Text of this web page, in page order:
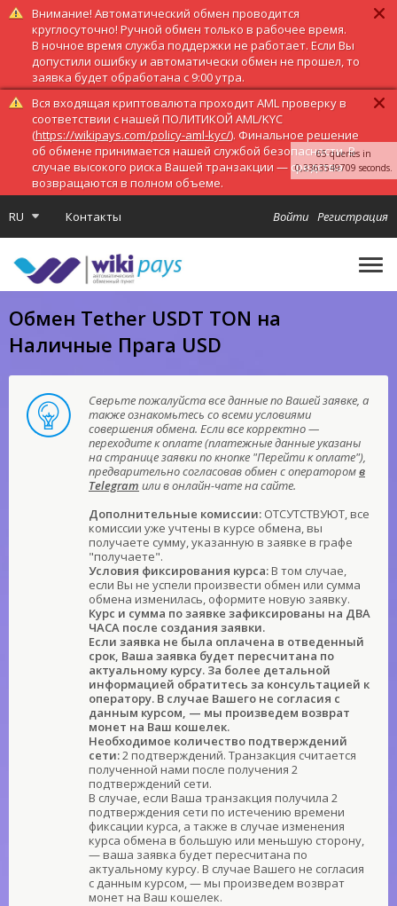
Внимание! Автоматический обмен проводится
круглосуточно! Ручной обмен только в рабочее время.
В ночное время служба поддержки не работает. Если Вы
допустили ошибку и автоматически обмен не прошел, то
заявка будет обработана с 9:00 утра.
Вся входящая криптовалюта проходит AML проверку в
соответствии с нашей ПОЛИТИКОЙ AML/KYC
(https://wikipays.com/policy-aml-kyc/). Финальное решение
об обмене принимается нашей службой безопасности. В
случае высокого риска Вашей транзакции — средства
возвращаются в полном объеме.
RU Контакты Регистрация
Войти
Обмен Tether USDT TON на
Наличные Прага USD
Сверьте пожалуйста все данные по Вашей заявке, а
также ознакомьтесь со всеми условиями
совершения обмена. Если все корректно —
переходите к оплате (платежные данные указаны
на странице заявки по кнопке "Перейти к оплате"),
предварительно согласовав обмен с операторомв
Telegram или в онлайн-чате на сайте.
Дополнительные комиссии: ОТСУТСТВУЮТ, все
комиссии уже учтены в курсе обмена, вы
получаете сумму, указанную в заявке в графе
"получаете".
Условия фиксирования курса: В том случае,
если Вы не успели произвести обмен или сумма
обмена изменилась, оформите новую заявку.
Курс и сумма по заявке зафиксированы на ДВА
ЧАСА после создания заявки.
Если заявка не была оплачена в отведенный
срок, Ваша заявка будет пересчитана по
актуальному курсу. За более детальной
информацией обратитесь за консультацией к
оператору. В случае Вашего не согласия с
данным курсом, — мы произведем возврат
монет на Ваш кошелек.
Необходимое количество подтверждений
сети:2 подтверждений. Транзакция считается
полученной нами после получения 2
подтверждений сети.
В случае, если Ваша транзакция получила 2
подтверждения сети по истечению времени
фиксации курса, а также в случае изменения
курса обмена в большую или меньшую сторону,
— ваша заявка будет пересчитана по
актуальному курсу. В случае Вашего не согласия
с данным курсом, — мы произведем возврат
монет на Ваш кошелек.
65 queries in
0,3363549709 seconds.